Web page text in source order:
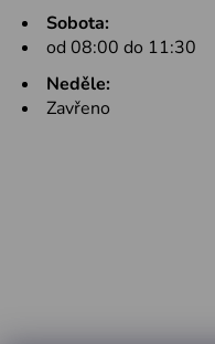
Sobota:
od 08:00 do 11:30
Neděle:
Zavřeno